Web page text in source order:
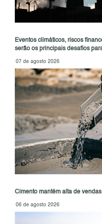
Eventos climáticos, riscos
serão os principais desafios
07 de agosto 2026
Cimento mantém alta de
06 de agosto 2026